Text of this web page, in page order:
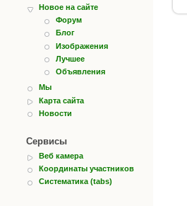
Новое на сайте
Форум
Блог
Изображения
Лучшее
Объявления
Мы
Карта сайта
Новости
Сервисы
Веб камера
Координаты участников
Систематика (tabs)